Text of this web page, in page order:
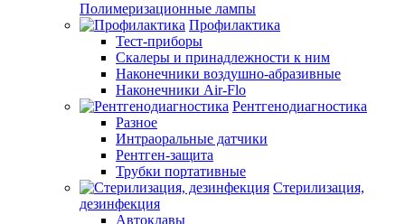
Полимеризационные лампы
Профилактика
Тест-приборы
Скалеры и принадлежности к ним
Наконечники воздушно-абразивные
Наконечники Air-Flo
Рентгенодиагностика
Разное
Интраоральные датчики
Рентген-защита
Трубки портативные
Стерилизация,
дезинфекция
Автоклавы